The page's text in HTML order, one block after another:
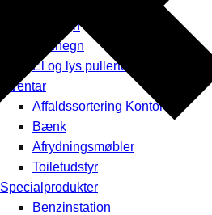
Læhegn
Fodhegn
El og lys pullerter
Inventar
Affaldssortering Kontor
Bænk
Afrydningsmøbler
Toiletudstyr
Specialprodukter
Benzinstation